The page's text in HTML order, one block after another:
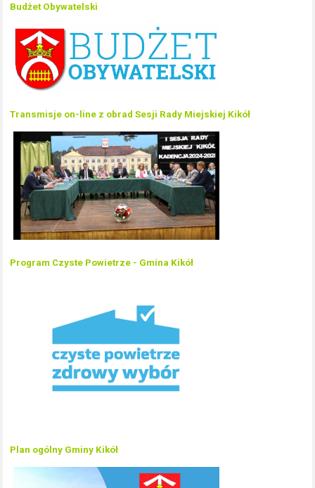
Budżet Obywatelski
Transmisje on-line z obrad Sesji Rady Miejskiej Kikół
Program Czyste Powietrze - Gmina Kikół
Plan ogólny Gminy Kikół